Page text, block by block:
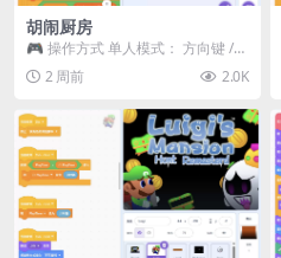
胡闹厨房
🎮 操作方式 单人模式： 方向键 /
WASD —— 移动 Z / K —— 抓...
2 周前 2.0K